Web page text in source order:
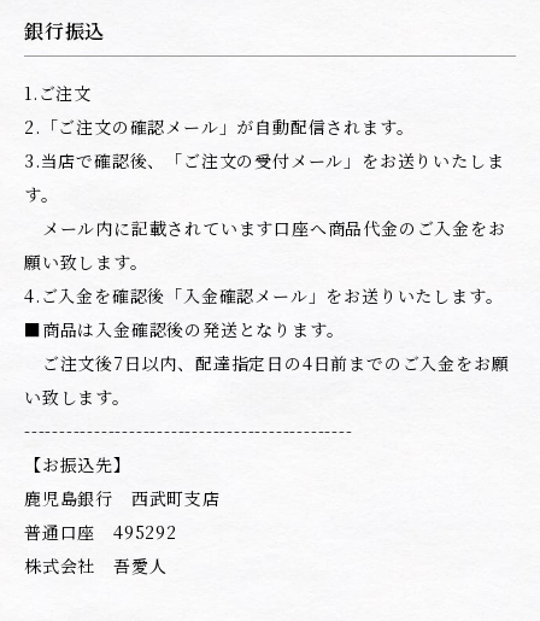
銀行振込
1.ご注文
2.「ご注文の確認メール」が自動配信されます。
3.当店で確認後、「ご注文の受付メール」をお送りいたしま
す。
メール内に記載されています口座へ商品代金のご入金をお
願い致します。
4.ご入金を確認後「入金確認メール」をお送りいたします。
■商品は入金確認後の発送となります。
ご注文後7日以内、配達指定日の4日前までのご入金をお願
い致します。
-----------------------------------------------
【お振込先】
鹿児島銀行 西武町支店
普通口座 495292
株式会社 吾愛人